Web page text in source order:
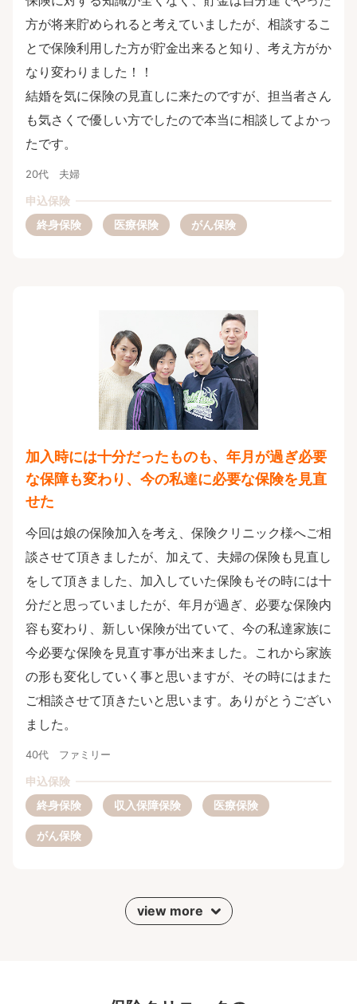
方が将来貯められると考えていましたが、相談するこ
とで保険利用した方が貯金出来ると知り、考え方がか
なり変わりました！！
結婚を気に保険の見直しに来たのですが、担当者さん
も気さくで優しい方でしたので本当に相談してよかっ
たです。
20代 夫婦
申込保険
終身保険
医療保険 がん保険
加入時には十分だったものも、年月が過ぎ必要
な保障も変わり、今の私達に必要な保険を見直
せた
今回は娘の保険加入を考え、保険クリニック様へご相
談させて頂きましたが、加えて、夫婦の保険も見直し
をして頂きました、加入していた保険もその時には十
分だと思っていましたが、年月が過ぎ、必要な保険内
容も変わり、新しい保険が出ていて、今の私達家族に
今必要な保険を見直す事が出来ました。これから家族
の形も変化していく事と思いますが、その時にはまた
ご相談させて頂きたいと思います。ありがとうござい
ました。
40代 ファミリー
申込保険
終身保険
収入保障保険 医療保険
がん保険
view more